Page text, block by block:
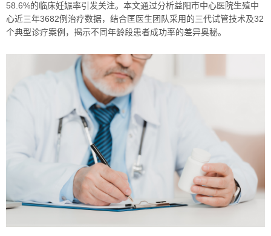
58.6%的临床妊娠率引发关注。本文通过分析益阳市中心医院生殖中
心近三年3682例治疗数据，结合匡医生团队采用的三代试管技术及32
个典型诊疗案例，揭示不同年龄段患者成功率的差异奥秘。